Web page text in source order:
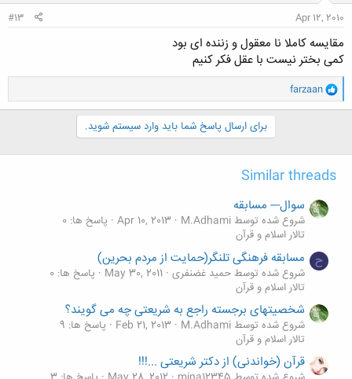
Apr 12, 2010
#13
مقایسه کاملا نا معقول و زننده ای بود
کمی بختر نیست با عقل فکر کنیم
و
ا
ک
:
farzaan
برای ارسال پاسخ شما باید وارد سیستم شوید.
Similar threads
سوال--- مسابقه
شروع شده توسط M.Adhami Apr 10, 2013 پاسخ ها: 0
تالار اسلام و قرآن
ح مسابقه فرهنگی تلنگر(حمایت از مردم بحرین)
شروع شده توسط حمید غضنفری May 30, 2011
پاسخ ها: 0
تالار اسلام و قرآن
شخصیتهای برجسته راجع به شریعتی چه می گویند؟
شروع شده توسط M.Adhami Feb 21, 2013
پاسخ ها: 9
تالار اسلام و قرآن
قرآن (خواندنی) از دکتر شریعتی ...!!!